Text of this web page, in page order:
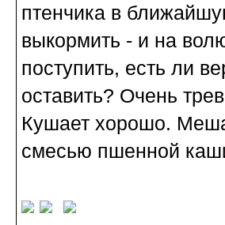
птенчика в
выкормить - и на
поступить, есть ли
оставить? Очень
Кушает хорошо.
смесью пшенной